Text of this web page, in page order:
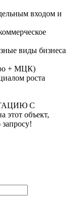
входом и
виды бизнеса
+ МЦК)
роста
С
объект,